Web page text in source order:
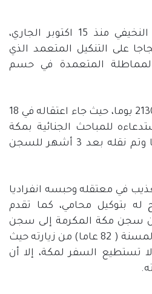
يواصل المعتقل عيسى النخيفي منذ 15 اكتوبر الجاري،
على التنكيل المتعمد الذي
المتعمدة في حسم
ومر على اعتقال النخيفي 2130 يوما، حيث جاء اعتقاله في 18
خلال استدعاءه للمباحث الجنائية بمكة
للتحقيق ولم يخرج بعدها وتم نقله بعد 3 أشهر للسجن
في معتقله وحبسه انفراديا
له بتوكيل محامي، كما تقدم
من سجن مكة المكرمة إلى سجن
جازان حتى تتمكن والدته المسنة ( 82 عاما) من زيارته حيث
تستطيع السفر لمكة، إلا أن